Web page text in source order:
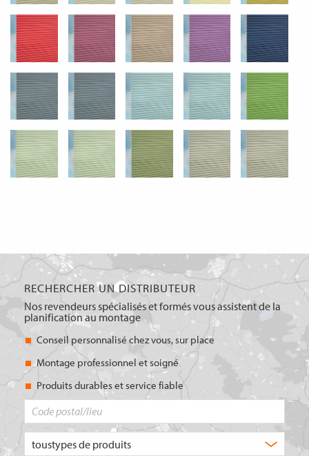
RECHERCHER UN DISTRIBUTEUR
Nos revendeurs spécialisés et formés vous assistent de la
planification au montage
Conseil personnalisé chez vous, sur place
Montage professionnel et soigné
Produits durables et service fiable